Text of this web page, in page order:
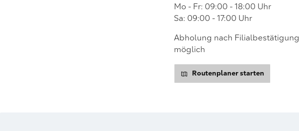
Mo - Fr: 09:00 - 18:00 Uhr
Sa: 09:00 - 17:00 Uhr
Abholung nach Filialbestätigung
möglich
Routenplaner starten